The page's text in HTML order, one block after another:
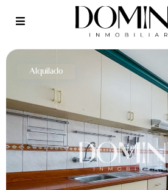
Alquilado